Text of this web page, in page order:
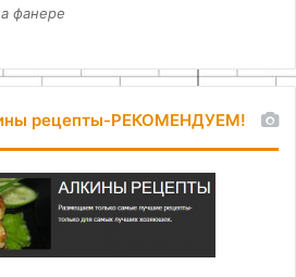
фанере
рецепты-РЕКОМЕНДУЕМ!